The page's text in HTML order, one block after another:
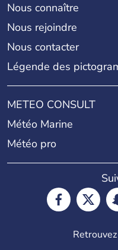
Nous connaître
Nous rejoindre
Nous contacter
Légende des
METEO CONSULT
Météo Marine
Météo pro